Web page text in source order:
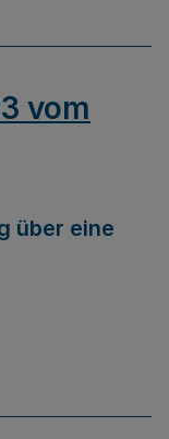
vom
über eine